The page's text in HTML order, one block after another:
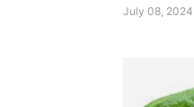
July 08, 2024